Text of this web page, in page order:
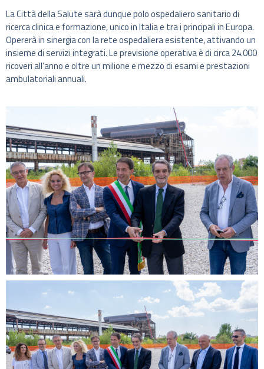
La Città della Salute sarà dunque polo ospedaliero sanitario di
ricerca clinica e formazione, unico in Italia e tra i principali in Europa.
Opererà in sinergia con la rete ospedaliera esistente, attivando un
insieme di servizi integrati. Le previsione operativa è di circa 24.000
ricoveri all’anno e oltre un milione e mezzo di esami e prestazioni
ambulatoriali annuali.